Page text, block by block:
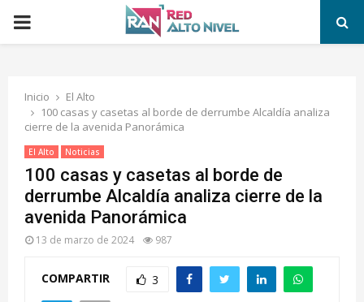
PRIMARY
Inicio
El Alto
100 casas y casetas al borde de derrumbe Alcaldía analiza
cierre de la avenida Panorámica
El Alto Noticias
100 casas y casetas al borde de
derrumbe Alcaldía analiza cierre de la
avenida Panorámica
13 de marzo de 2024 987
COMPARTIR 3